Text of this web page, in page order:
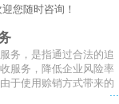
您随时咨询！
务，是指通过合法的追
服务，降低企业风险率
于使用赊销方式带来的
...